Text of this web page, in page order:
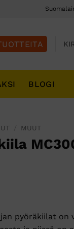
BLOGI
MUUT
pyöräkiilat